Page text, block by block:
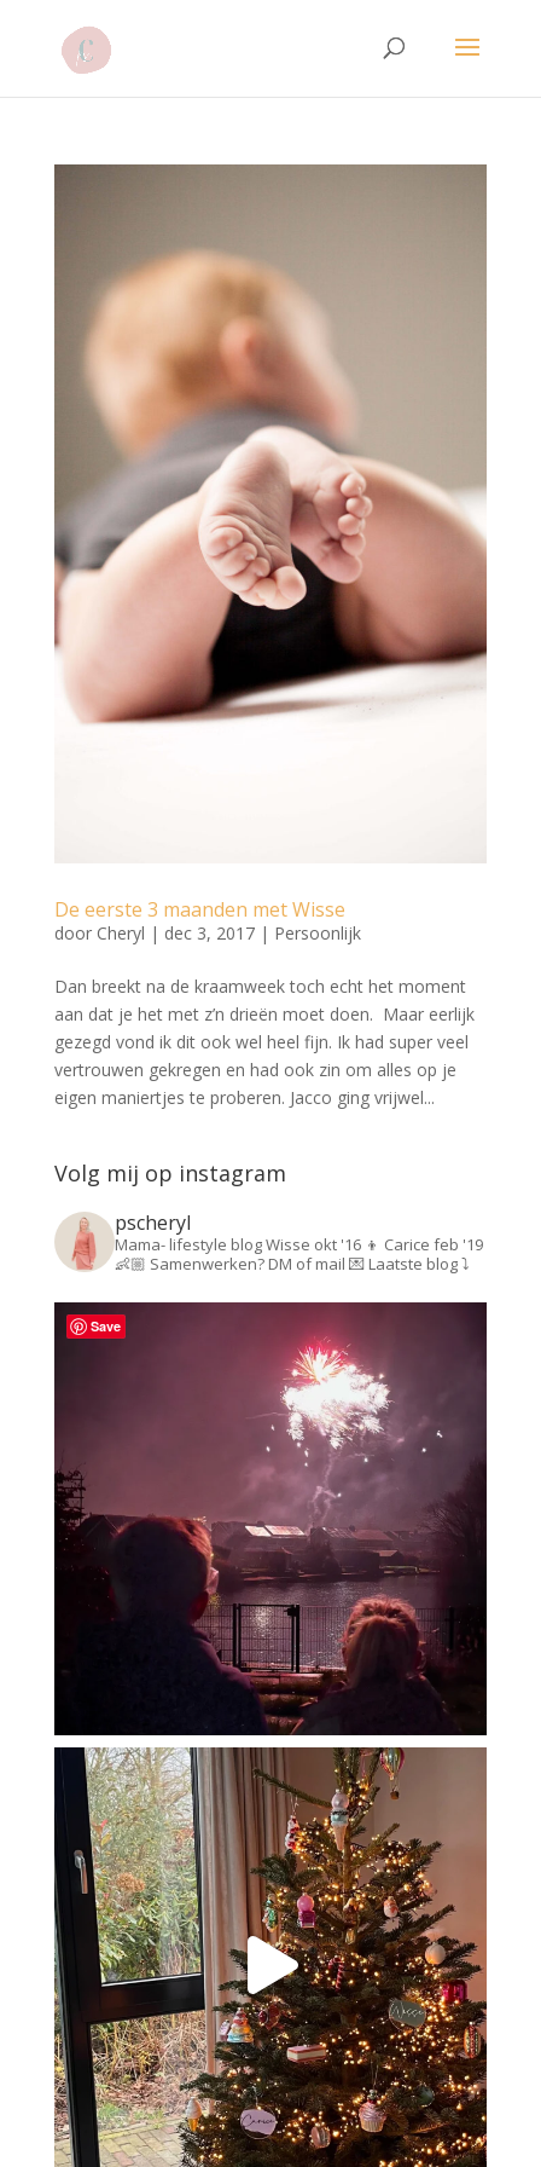
De eerste 3 maanden met Wisse
door Cheryl | dec 3, 2017| Persoonlijk
Dan breekt na de kraamweek toch echt het moment
aan dat je het met z’n drieën moet doen. Maar eerlijk
gezegd vond ik dit ook wel heel fijn. Ik had super veel
vertrouwen gekregen en had ook zin om alles op je
eigen maniertjes te proberen. Jacco ging vrijwel...
Volg mij op instagram
pscheryl
Mama- lifestyle blogWisse okt '16 👦 Carice feb '19
👶🏼 Samenwerken? DM of mail 💌Laatste blog ⤵️
Save